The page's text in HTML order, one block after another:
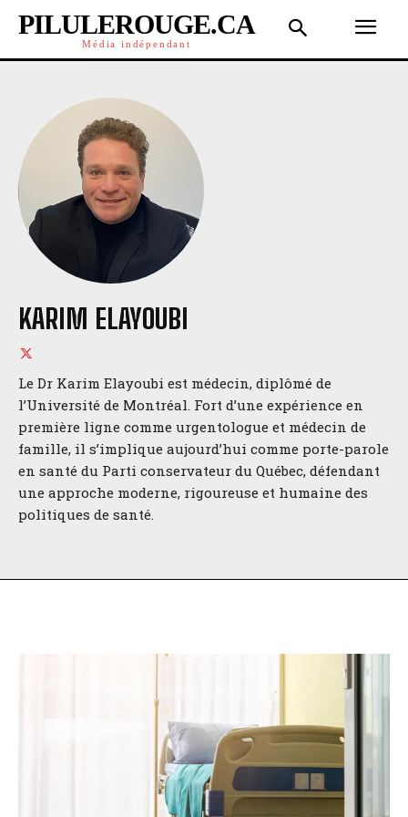
PILULEROUGE.CA
Média indépendant
KARIM ELAYOUBI
Le Dr Karim Elayoubi est médecin, diplômé de
l’Université de Montréal. Fort d’une expérience en
première ligne comme urgentologue et médecin de
famille, il s’implique aujourd’hui comme porte-parole
en santé du Parti conservateur du Québec, défendant
une approche moderne, rigoureuse et humaine des
politiques de santé.